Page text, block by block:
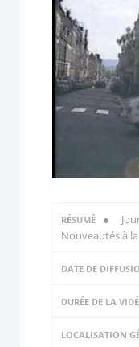
RÉSUMÉ ●
Nouveautés à
DATE DE
DURÉE DE LA
LOCALISATION